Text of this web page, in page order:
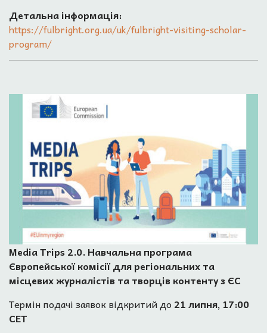
Детальна інформація:
https://fulbright.org.ua/uk/fulbright-visiting-scholar-
program/
Media Trips 2.0. Навчальна програма
Європейської комісії для регіональних та
місцевих журналістів та творців контенту з ЄС
Термін подачі заявок відкритий до 21 липня, 17:00
CET